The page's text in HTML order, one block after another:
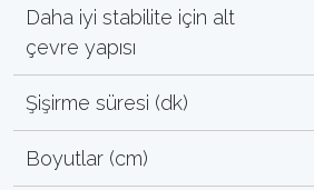
Daha iyi stabilite için alt
çevre yapısı
Şişirme süresi (dk)
Boyutlar (cm)